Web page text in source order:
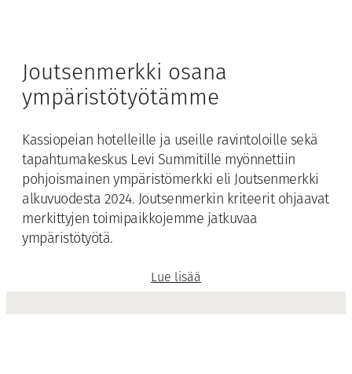
Joutsenmerkki osana
ympäristötyötämme
Kassiopeian hotelleille ja useille ravintoloille sekä
tapahtumakeskus Levi Summitille myönnettiin
pohjoismainen ympäristömerkki eli Joutsenmerkki
alkuvuodesta 2024. Joutsenmerkin kriteerit ohjaavat
merkittyjen toimipaikkojemme jatkuvaa
ympäristötyötä.
Lue lisää